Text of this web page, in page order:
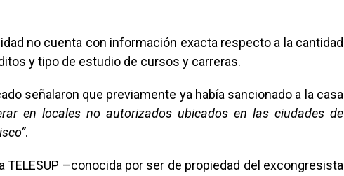
no cuenta con información exacta respecto a la cantidad
y tipo de estudio de cursos y carreras.
señalaron que previamente ya había sancionado a la casa
en locales no autorizados ubicados en las ciudades de
.
TELESUP –conocida por ser de propiedad del excongresista